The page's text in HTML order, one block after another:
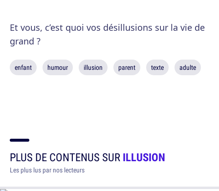
Et vous, c’est quoi vos désillusions sur la vie de
grand ?
enfant humour illusion parent texte adulte
PLUS DE CONTENUS SURILLUSION
Les plus lus par nos lecteurs